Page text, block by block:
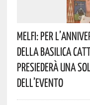
Melfi: Per
Della Basilica
Presiederà Una
Dell’evento